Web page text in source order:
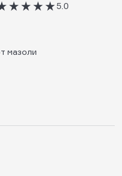
5.0
мазоли